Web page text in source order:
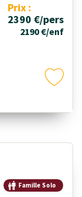
Prix :
2390 €/pers
2190 €/enf
Famille Solo